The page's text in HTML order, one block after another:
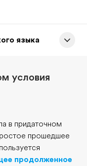
языка
условия
в придаточном
прошедшее
продолженное